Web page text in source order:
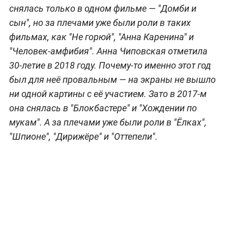
снялась только в одном фильме — "Домби и
сын", но за плечами уже были роли в таких
фильмах, как "Не горюй", "Анна Каренина" и
"Человек-амфибия". Анна Чиповская отметила
30-летие в 2018 году. Почему-то именно этот год
был для неё провальным — на экраны не вышло
ни одной картины с её участием. Зато в 2017-м
она снялась в "Блокбастере" и "Хождении по
мукам". А за плечами уже были роли в "Ёлках",
"Шпионе", "Дирижёре" и "Оттепели".